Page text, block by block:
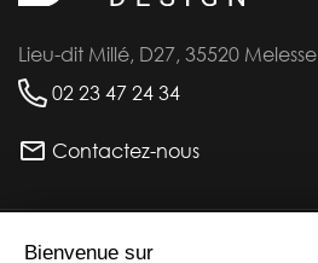
Lieu-dit Millé, D27, 35520 Melesse
02 23 47 24 34
Contactez-nous
INFORMATIONS